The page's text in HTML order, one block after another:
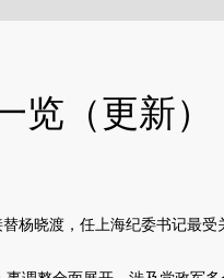
览（更新）
杨晓渡，任上海纪委书记最受